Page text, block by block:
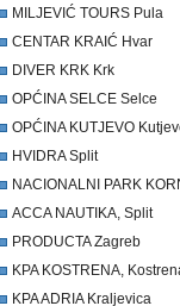
MILJEVIĆ TOURS Pula
CENTAR KRAIĆ Hvar
DIVER KRK Krk
OPĆINA SELCE Selce
OPĆINA KUTJEVO
HVIDRA Split
NACIONALNI PARK
ACCA NAUTIKA, Split
PRODUCTA Zagreb
KPA KOSTRENA,
KPA ADRIA Kraljevica